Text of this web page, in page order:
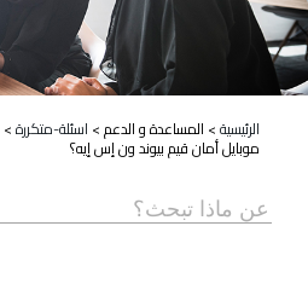
الرئيسية> المساعدة و الدعم> اسئلة-متكررة>
موبايل أمان قيم بيوند ون إس إيه؟